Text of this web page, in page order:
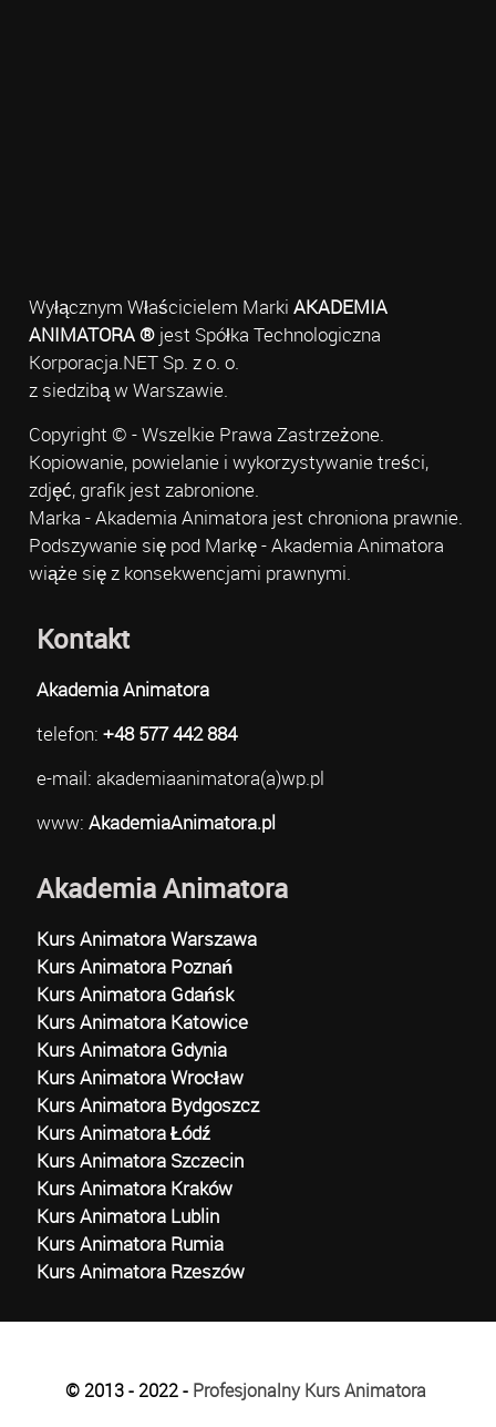
Wyłącznym Właścicielem Marki AKADEMIA
ANIMATORA ®jest Spółka Technologiczna
Korporacja.NET Sp. z o. o.
z siedzibą w Warszawie.
Copyright © - Wszelkie Prawa Zastrzeżone.
Kopiowanie, powielanie i wykorzystywanie treści,
zdjęć, grafik jest zabronione.
Marka - Akademia Animatora jest chroniona prawnie.
Podszywanie się pod Markę - Akademia Animatora
wiąże się z konsekwencjami prawnymi.
Kontakt
Akademia Animatora
telefon: +48 577 442 884
e-mail: akademiaanimatora(a)wp.pl
www: AkademiaAnimatora.pl
Akademia Animatora
Kurs Animatora Warszawa
Kurs Animatora Poznań
Kurs Animatora Gdańsk
Kurs Animatora Katowice
Kurs Animatora Gdynia
Kurs Animatora Wrocław
Kurs Animatora Bydgoszcz
Kurs Animatora Łódź
Kurs Animatora Szczecin
Kurs Animatora Kraków
Kurs Animatora Lublin
Kurs Animatora Rumia
Kurs Animatora Rzeszów
© 2013 - 2022 - Profesjonalny Kurs Animatora